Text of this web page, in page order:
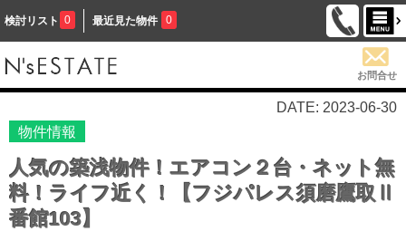
検討リスト 0 最近見た物件 0
お問合せ
DATE: 2023-06-30
物件情報
人気の築浅物件！エアコン２台・ネット無
料！ライフ近く！【フジパレス須磨鷹取Ⅱ
番館103】